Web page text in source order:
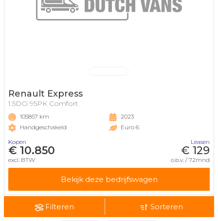
Renault Express
1.5DCi 95PK Comfort
105857 km
Handgeschakeld
2023
Euro 6
Kopen
€ 10.850
excl. BTW
Leasen
€ 129
o.b.v. / 72mnd
Bekijk deze bedrijfswagen
Filteren Sorteren